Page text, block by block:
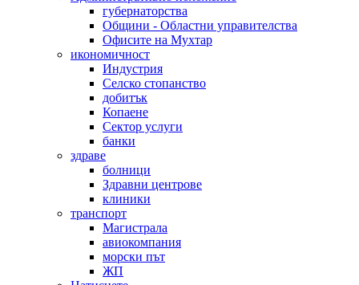
губернаторства
Общини - Областни управителства
Офисите на Мухтар
икономичност
Индустрия
Селско стопанство
добитък
Копаене
Сектор услуги
банки
здраве
болници
Здравни центрове
клиники
транспорт
Магистрала
авиокомпания
морски път
ЖП